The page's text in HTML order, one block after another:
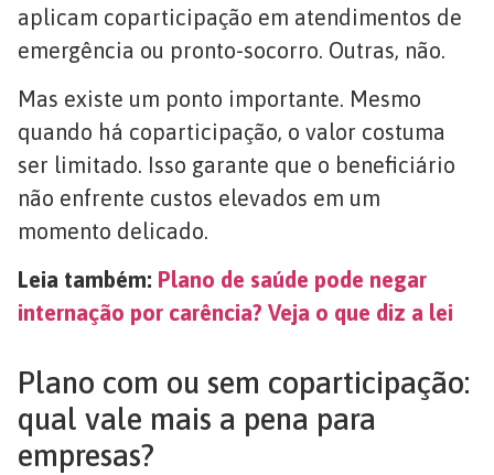
aplicam coparticipação em atendimentos de
emergência ou pronto-socorro. Outras, não.
Mas existe um ponto importante. Mesmo
quando há coparticipação, o valor costuma
ser limitado. Isso garante que o beneficiário
não enfrente custos elevados em um
momento delicado.
Leia também: Plano de saúde pode negar
internação por carência? Veja o que diz a lei
Plano com ou sem coparticipação:
qual vale mais a pena para
empresas?